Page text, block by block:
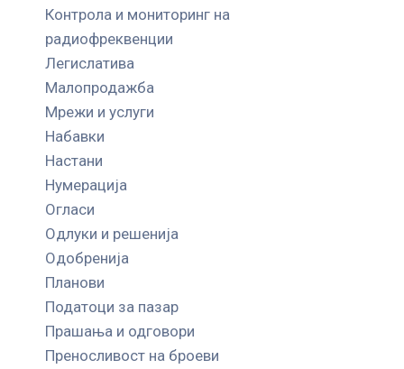
Контрола и мониторинг на
радиофреквенции
Легислатива
Малопродажба
Мрежи и услуги
Набавки
Настани
Нумерација
Огласи
Одлуки и решенија
Одобренија
Планови
Податоци за пазар
Прашања и одговори
Преносливост на броеви